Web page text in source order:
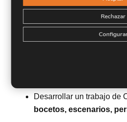
Ilustración y el Concept
Adquirir un conocimiento
de los lenguajes
Desarrollar un trabajo de
bocetos, escenarios,
Rechazar